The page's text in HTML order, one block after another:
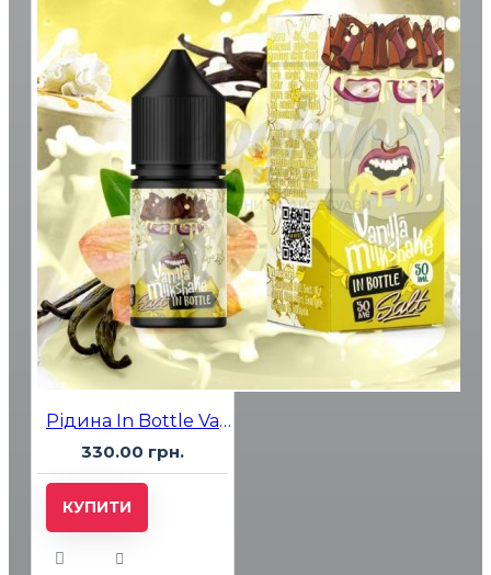
Рідина In Bottle Vanilla Milkshake (Ванільний Мілкшейк) 30мл 5%
330.00 грн.
КУПИТИ